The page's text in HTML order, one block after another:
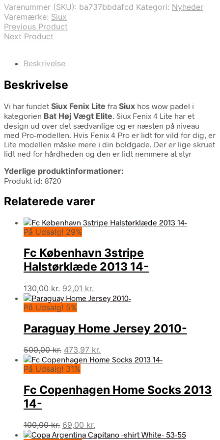
1.749,00 kr..1.550,00 kr..
Varenummer (SKU): ba737bbdafcd Kategori: Nyheder
Varemærke: Siux
Previous Product
Next Product
Beskrivelse
Beskrivelse
Vi har fundet Siux Fenix Lite fra Siux hos wow padel i
kategorien Bat Høj Vægt Elite. Siux Fenix 4 Lite har et
design ud over det sædvanlige og er næsten på niveau
med Pro-modellen. Hvis Fenix 4 Pro er lidt for vild for dig, er
Lite modellen måske mere i din boldgade. Der er lige skruet
lidt ned for hårdheden og den er lidt nemmere at styr
Yderlige produktinformationer:
Produkt id: 8720
Relaterede varer
På Udsalg! 29%
Fc København 3stripe
Halstørklæde 2013 14-
130,00kr. Den
oprindelige
pris
130,00 kr..
92,01 kr.
aktuelle
92,01 kr..
På Udsalg! 5%
Paraguay Home Jersey 2010-
500,00kr. Den
oprindelige
pris
500,00 kr..
473,97 kr.
aktuelle
473,97 kr..
På Udsalg! 31%
Fc Copenhagen Home Socks 2013
14-
100,00kr. Den
oprindelige
69,00 kr.
aktuelle